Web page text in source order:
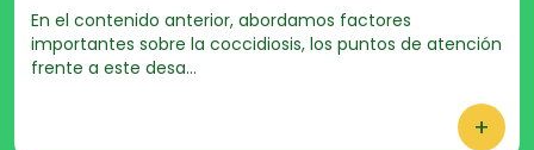
En el contenido anterior, abordamos factores
importantes sobre la coccidiosis, los puntos de atención
frente a este desa...
+